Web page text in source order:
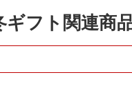
ギフト関連商